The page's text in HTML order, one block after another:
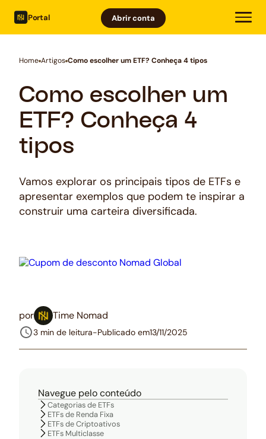
Portal Abrir conta
Home Artigos Como escolher um ETF? Conheça 4 tipos
Como escolher um
ETF? Conheça 4
tipos
Vamos explorar os principais tipos de ETFs e
apresentar exemplos que podem te inspirar a
construir uma carteira diversificada.
por Time Nomad
3 min de leitura-Publicado em13/11/2025
Navegue pelo conteúdo
Categorias de ETFs
ETFs de Renda Fixa
ETFs de Criptoativos
ETFs Multiclasse